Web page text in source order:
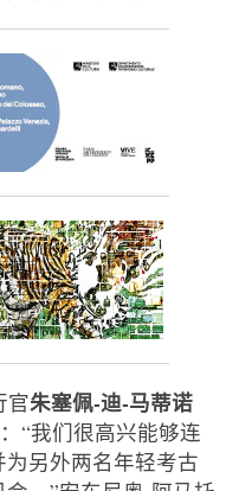
官朱塞佩-迪-马蒂诺
“我们很高兴能够连
另外两名年轻考古